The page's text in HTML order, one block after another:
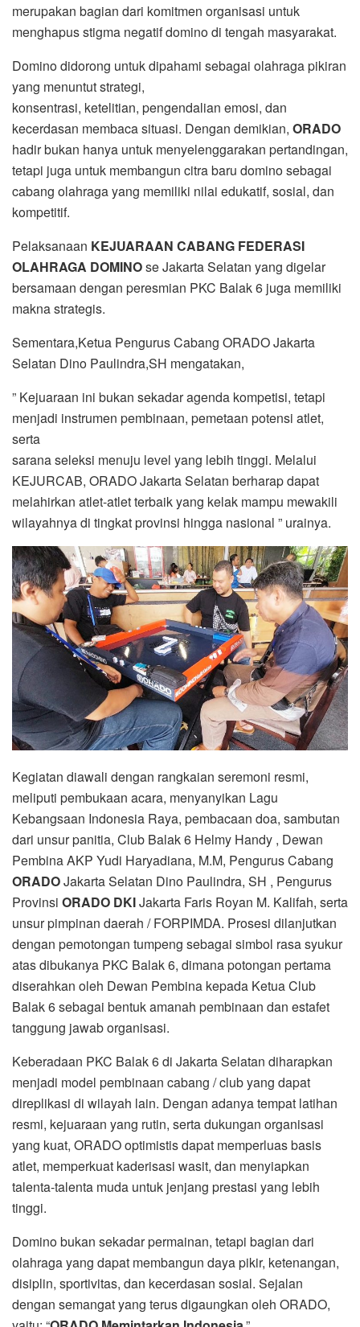
merupakan bagian dari komitmen organisasi untuk
menghapus stigma negatif domino di tengah masyarakat.
Domino didorong untuk dipahami sebagai olahraga pikiran
yang menuntut strategi,
konsentrasi, ketelitian, pengendalian emosi, dan
kecerdasan membaca situasi. Dengan demikian, ORADO
hadir bukan hanya untuk menyelenggarakan pertandingan,
tetapi juga untuk membangun citra baru domino sebagai
cabang olahraga yang memiliki nilai edukatif, sosial, dan
kompetitif.
Pelaksanaan KEJUARAAN CABANG FEDERASI
OLAHRAGA DOMINOse Jakarta Selatan yang digelar
bersamaan dengan peresmian PKC Balak 6 juga memiliki
makna strategis.
Sementara,Ketua Pengurus Cabang ORADO Jakarta
Selatan Dino Paulindra,SH mengatakan,
” Kejuaraan ini bukan sekadar agenda kompetisi, tetapi
menjadi instrumen pembinaan, pemetaan potensi atlet,
serta
sarana seleksi menuju level yang lebih tinggi. Melalui
KEJURCAB, ORADO Jakarta Selatan berharap dapat
melahirkan atlet-atlet terbaik yang kelak mampu mewakili
wilayahnya di tingkat provinsi hingga nasional ” urainya.
Kegiatan diawali dengan rangkaian seremoni resmi,
meliputi pembukaan acara, menyanyikan Lagu
Kebangsaan Indonesia Raya, pembacaan doa, sambutan
dari unsur panitia, Club Balak 6 Helmy Handy , Dewan
Pembina AKP Yudi Haryadiana, M.M, Pengurus Cabang
ORADOJakarta Selatan Dino Paulindra, SH , Pengurus
Provinsi ORADO DKIJakarta Faris Royan M. Kalifah, serta
unsur pimpinan daerah / FORPIMDA. Prosesi dilanjutkan
dengan pemotongan tumpeng sebagai simbol rasa syukur
atas dibukanya PKC Balak 6, dimana potongan pertama
diserahkan oleh Dewan Pembina kepada Ketua Club
Balak 6 sebagai bentuk amanah pembinaan dan estafet
tanggung jawab organisasi.
Keberadaan PKC Balak 6 di Jakarta Selatan diharapkan
menjadi model pembinaan cabang / club yang dapat
direplikasi di wilayah lain. Dengan adanya tempat latihan
resmi, kejuaraan yang rutin, serta dukungan organisasi
yang kuat, ORADO optimistis dapat memperluas basis
atlet, memperkuat kaderisasi wasit, dan menyiapkan
talenta-talenta muda untuk jenjang prestasi yang lebih
tinggi.
Domino bukan sekadar permainan, tetapi bagian dari
olahraga yang dapat membangun daya pikir, ketenangan,
disiplin, sportivitas, dan kecerdasan sosial. Sejalan
dengan semangat yang terus digaungkan oleh ORADO,